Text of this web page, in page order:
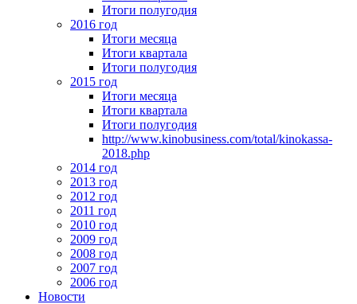
Итоги полугодия
2016 год
Итоги месяца
Итоги квартала
Итоги полугодия
2015 год
Итоги месяца
Итоги квартала
Итоги полугодия
http://www.kinobusiness.com/total/kinokassa-
2018.php
2014 год
2013 год
2012 год
2011 год
2010 год
2009 год
2008 год
2007 год
2006 год
Новости